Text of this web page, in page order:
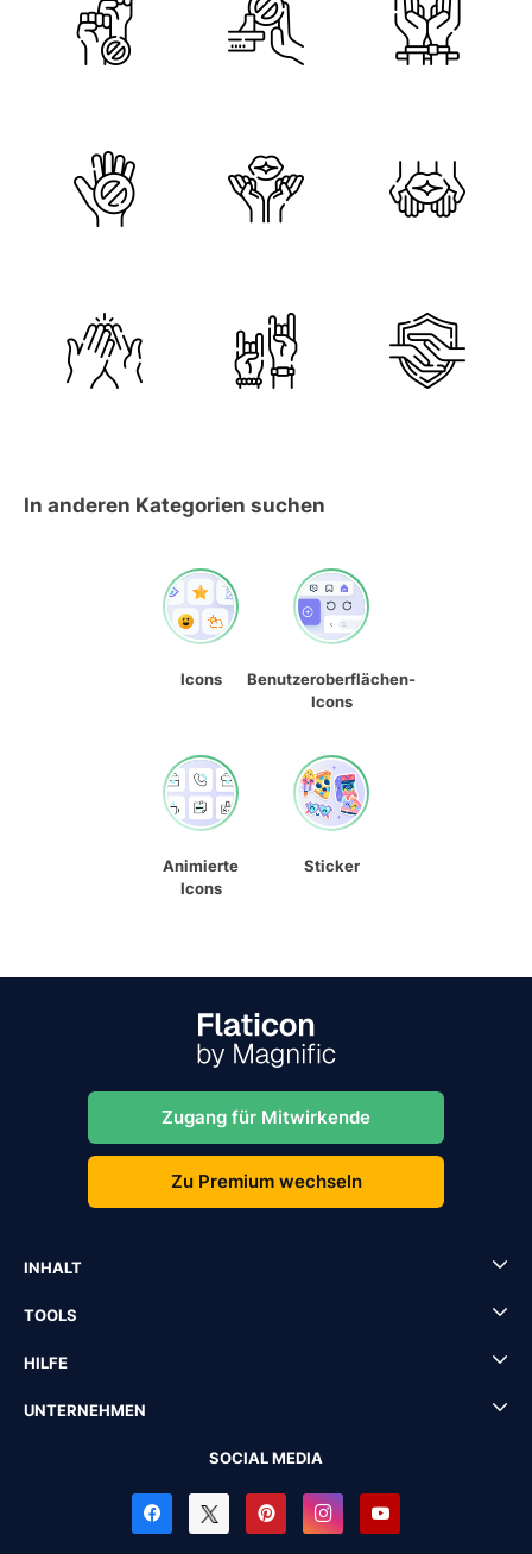
In anderen Kategorien suchen
Icons
Benutzeroberflächen-
Icons
Animierte
Icons
Sticker
Zugang für Mitwirkende
Zu Premium wechseln
INHALT
TOOLS
HILFE
UNTERNEHMEN
SOCIAL MEDIA